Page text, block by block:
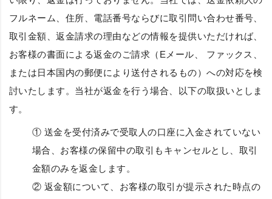
フルネーム、住所、電話番号ならびに取引問い合わせ番号、
取引金額、返金請求の理由などの情報を提供いただければ、
お客様の書面による返金のご請求（Eメール、 ファックス、
または日本国内の郵便により送付されるもの）への対応を検
討いたします。当社が返金を行う場合、以下の取扱いとしま
す。
① 送金を受付済みで受取人の口座に入金されていない
場合、お客様の保留中の取引もキャンセルとし、取引
金額のみを返金します。
② 返金額について、お客様の取引が提示された時点の